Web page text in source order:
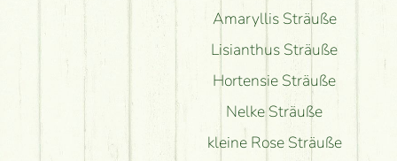
Amaryllis Sträuße
Lisianthus Sträuße
Hortensie Sträuße
Nelke Sträuße
kleine Rose Sträuße